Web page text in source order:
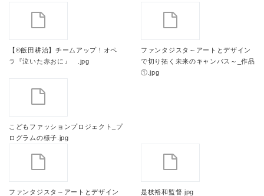
【©飯田耕治】チームアップ！オペ
ラ『泣いた赤おに』 .jpg
ファンタジスタ～アートとデザイン
で切り拓く未来のキャンバス～_作品
①.jpg
こどもファッションプロジェクト_プ
ログラムの様子.jpg
ファンタジスタ～アートとデザイン
是枝裕和監督.jpg